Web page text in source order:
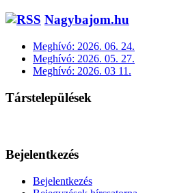
Nagybajom.hu
Meghívó: 2026. 06. 24.
Meghívó: 2026. 05. 27.
Meghívó: 2026. 03 11.
Társtelepülések
Bejelentkezés
Bejelentkezés